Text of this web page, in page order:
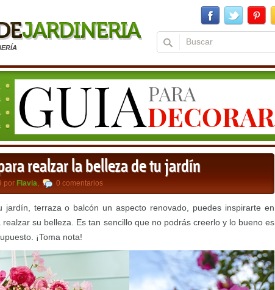
realzar la belleza de tu jardín
por Flavia, 0 comentarios
jardín, terraza o balcón un aspecto renovado, puedes inspirarte en
realzar su belleza. Es tan sencillo que no podrás creerlo y lo bueno es
¡Toma nota!